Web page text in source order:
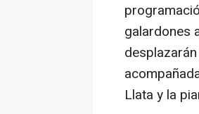
galardones
Llata y la